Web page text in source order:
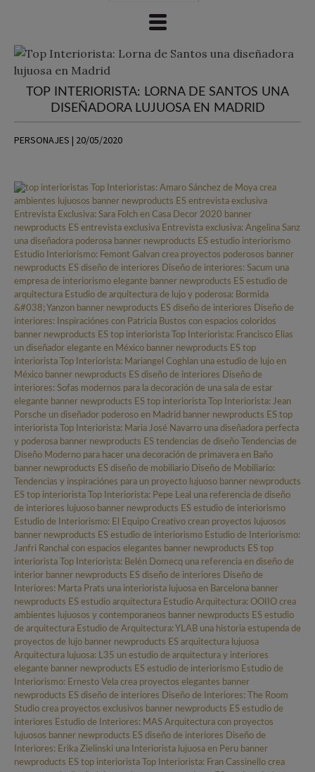
TOP INTERIORISTA: LORNA DE SANTOS UNA
DISEÑADORA LUJUOSA EN MADRID
PERSONAJES | 20/05/2020